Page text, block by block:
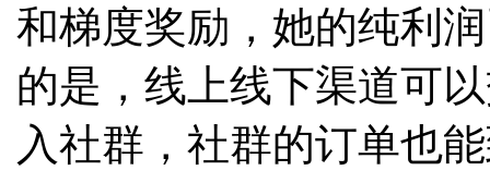
和梯度奖励，她的纯利
的是，线上线下渠道可
入社群，社群的订单也